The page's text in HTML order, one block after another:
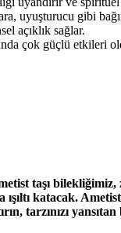
uyuşturucu gibi
açıklık sağlar.
çok güçlü etkileri
taşı bilekliğimiz,
ışıltı katacak.
tarzınızı